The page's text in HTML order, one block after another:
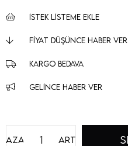
İSTEK LISTEME EKLE
FIYAT DÜŞÜNCE HABER VER
KARGO BEDAVA
GELINCE HABER VER
Artır
Azalt